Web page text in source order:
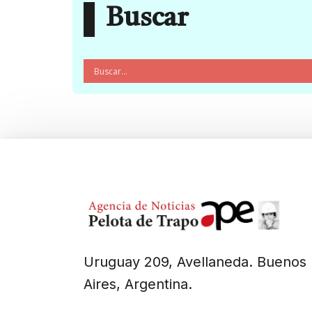
Buscar
Uruguay 209, Avellaneda. Buenos
Aires, Argentina.